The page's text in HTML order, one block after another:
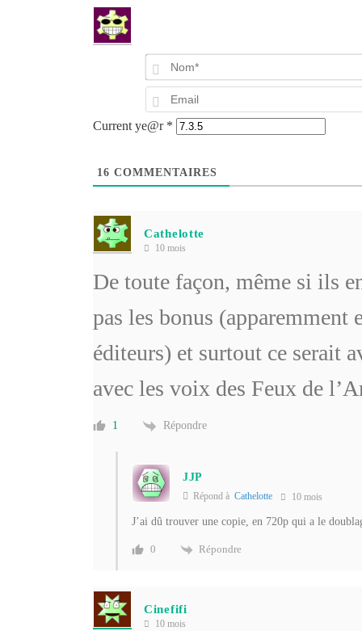
Current ye@r *
16 COMMENTAIRES
Cathelotte
10 mois
De toute façon, même si ils
pas les bonus (apparemment
éditeurs) et surtout ce serait
avec les voix des Feux de
1 Répondre
JJP
Répond à Cathelotte 10 mois
J’ai dû trouver une copie, en 720p qui a le
0 Répondre
Cinefifi
10 mois